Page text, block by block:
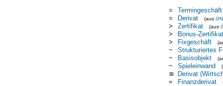
=
Termingeschäft
=
Derivat (aus
> Zertifikat (aus
>
Bonus-Zertifikat
>
Fixgeschäft
~
Strukturiertes
~
Basisobjekt
~ Spieleinwand
≅ Derivat
=
Finanzderivat